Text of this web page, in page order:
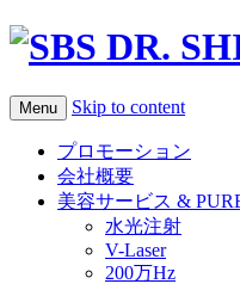
Menu Skip to content
プロモーション
会社概要
美容サービス &
水光注射
V-Laser
200万Hz